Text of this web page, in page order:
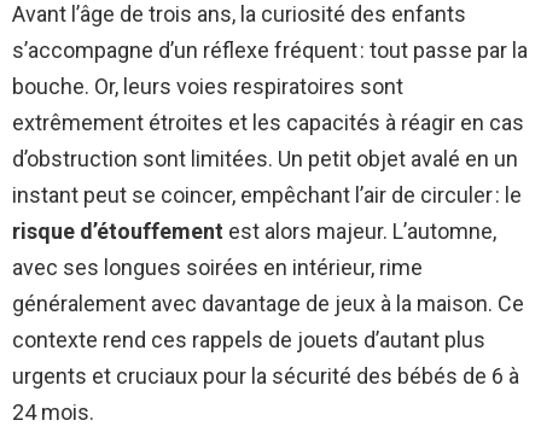
Avant l’âge de trois ans, la curiosité des enfants
s’accompagne d’un réflexe fréquent : tout passe par la
bouche. Or, leurs voies respiratoires sont
extrêmement étroites et les capacités à réagir en cas
d’obstruction sont limitées. Un petit objet avalé en un
instant peut se coincer, empêchant l’air de circuler : le
risque d’étouffement est alors majeur. L’automne,
avec ses longues soirées en intérieur, rime
généralement avec davantage de jeux à la maison. Ce
contexte rend ces rappels de jouets d’autant plus
urgents et cruciaux pour la sécurité des bébés de 6 à
24 mois.